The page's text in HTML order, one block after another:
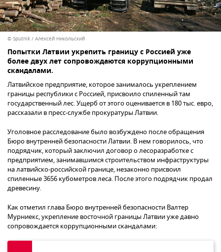
© Sputnik / Алексей Никольский
Попытки Латвии укрепить границу с Россией уже
более двух лет сопровождаются коррупционными
скандалами.
Латвийское предприятие, которое занималось укреплением
границы республики с Россией, присвоило спиленный там
государственный лес. Ущерб от этого оценивается в 180 тыс. евро,
рассказали в пресс-службе прокуратуры Латвии.
Уголовное расследование было возбуждено после обращения
Бюро внутренней безопасности Латвии. В нем говорилось, что
подрядчик, который заключил договор о лесоразработке с
предприятием, занимавшимся строительством инфраструктуры
на латвийско-российской границе, незаконно присвоил
спиленные 3656 кубометров леса. После этого подрядчик продал
древесину.
Как отметил глава Бюро внутренней безопасности Валтер
Мурниекс, укрепление восточной границы Латвии уже давно
сопровождается коррупционными скандалами: